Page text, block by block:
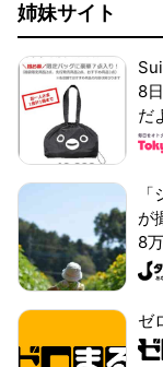
姉妹サイト
8
だ
が
8
ゼ